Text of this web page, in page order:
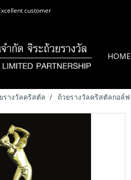
customer
HOME
รางวัลคริสตัล ถ้วยรางวัลคริสตัลกอล์ฟ